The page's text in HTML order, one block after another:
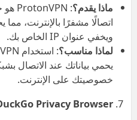
ماذا يقدم؟
اتصالًا مشفرًا بالإنترنت،
ويخفي عنوان IP الخاص بك.
لماذا مناسب؟
خصوصيتك على الإنترنت.
Privacy Browser